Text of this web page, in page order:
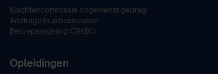
Klachtencommissie ongewenst gedrag
Arbitrage in arbeidszaken
Beroepsregeling CRKBO
Opleidingen